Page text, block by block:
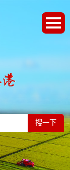
搜一下